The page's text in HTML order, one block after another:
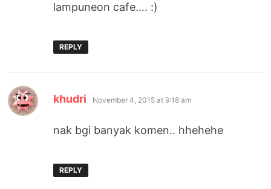
lampuneon cafe…. :)
REPLY
khudri says:
November 4, 2015 at 9:18 am
nak bgi banyak komen.. hhehehe
REPLY